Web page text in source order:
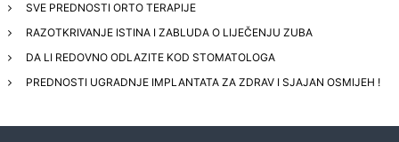
SVE PREDNOSTI ORTO TERAPIJE
RAZOTKRIVANJE ISTINA I ZABLUDA O LIJEČENJU ZUBA
DA LI REDOVNO ODLAZITE KOD STOMATOLOGA
PREDNOSTI UGRADNJE IMPLANTATA ZA ZDRAV I SJAJAN OSMIJEH !